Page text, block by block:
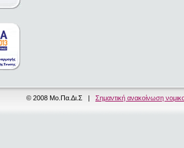
© 2008 Μο.Πα.Δι.Σ | Σημαντική ανακοίνωση